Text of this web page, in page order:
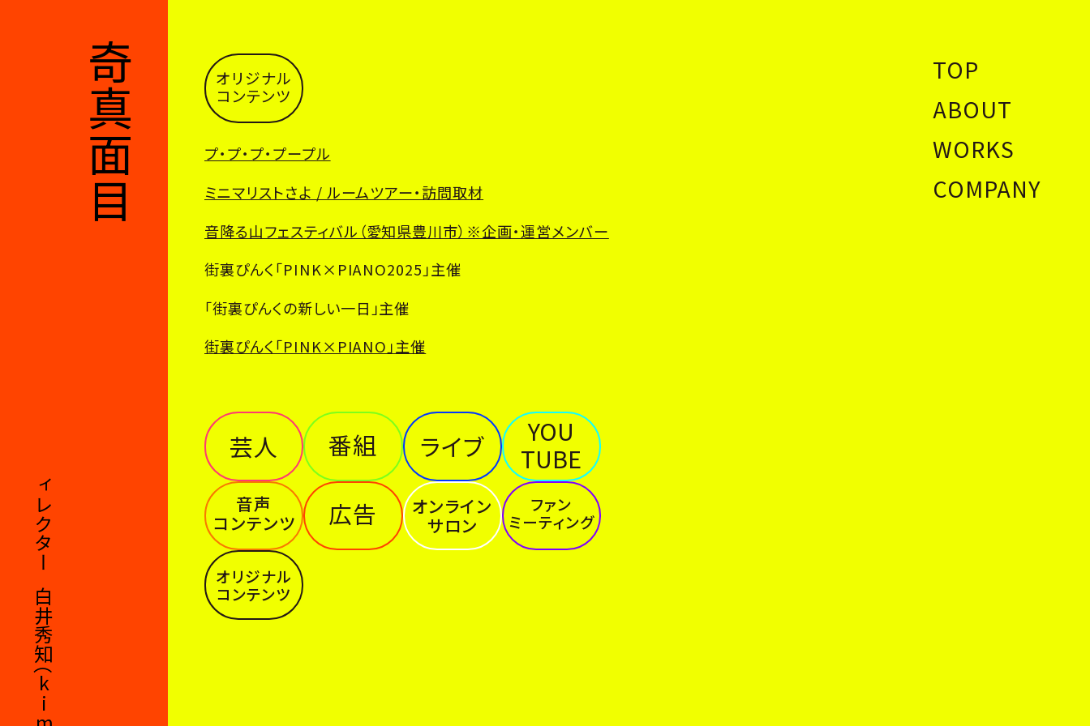
奇
真
面
目
ィ
レ
ク
タ
ー
白
井
秀
知
（
k
i
TOP
ABOUT
WORKS
COMPANY
オリジナル
コンテンツ
プ・プ・プ・プープル
ミニマリストさよ / ルームツアー・訪問取材
音降る山フェスティバル（愛知県豊川市）※企画・運営メンバー
街裏ぴんく「PINK×PIANO2025」主催
「街裏ぴんくの新しい一日」主催
街裏ぴんく「PINK×PIANO」主催
芸人 番組 ライブ
YOU
TUBE
音声
コンテンツ
広告
オンライン
サロン
ファン
ミーティング
オリジナル
コンテンツ